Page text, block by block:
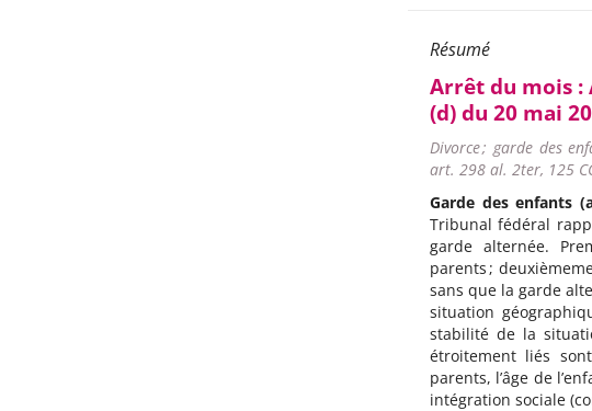
Résumé
Arrêt du mois :
(d) du 20 mai
Divorce ; garde des
art. 298 al. 2ter, 125
Garde des enfants
Tribunal fédéral
garde alternée.
parents ;
sans que la garde
situation
stabilité de la
étroitement liés
parents, l’âge de
intégration sociale